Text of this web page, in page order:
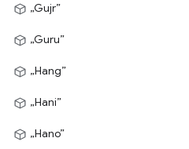
„Gujr”
„Guru”
„Hang”
„Hani”
„Hano”